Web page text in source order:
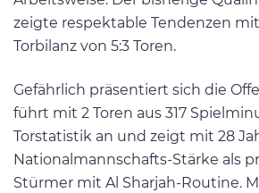
zeigte respektable Tendenzen
Torbilanz von 5:3 Toren.
Gefährlich präsentiert sich die
führt mit 2 Toren aus 317
Torstatistik an und zeigt mit 28
Nationalmannschafts-Stärke als
Stürmer mit Al Sharjah-Routine.